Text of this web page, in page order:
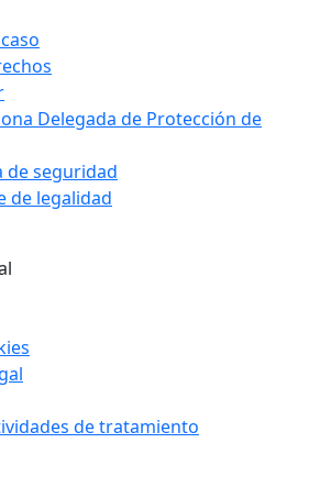
Delegada de Protección de
de seguridad
de legalidad
de tratamiento